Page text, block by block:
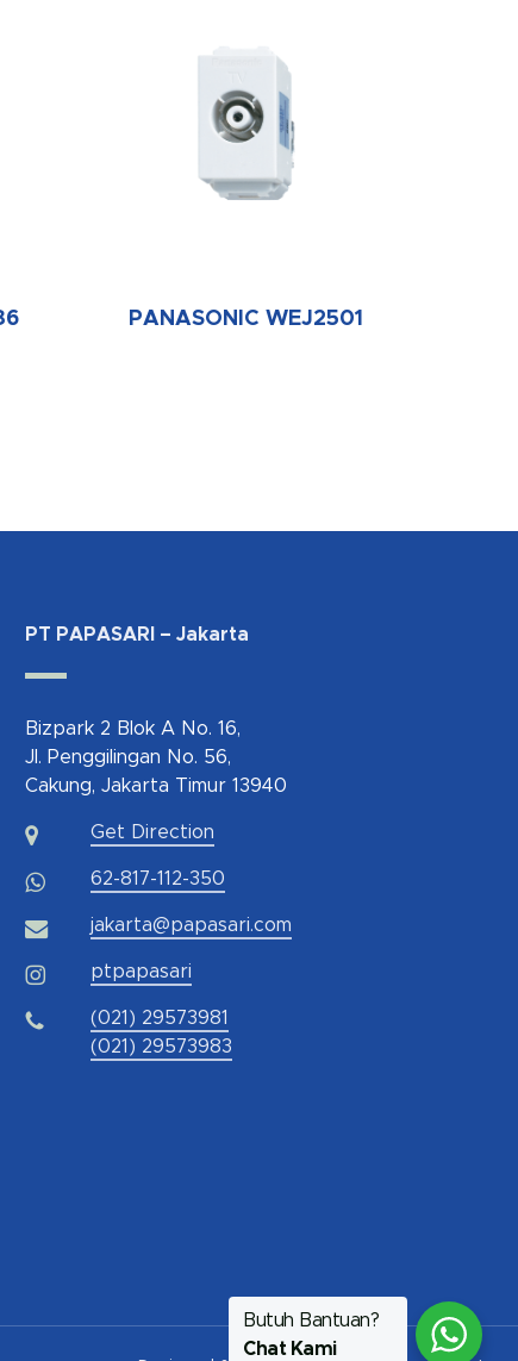
PANASONIC WEJ2501
PT PAPASARI – Jakarta
Bizpark 2 Blok A No. 16,
Jl. Penggilingan No. 56,
Cakung, Jakarta Timur 13940
Get Direction
62-817-112-350
jakarta@papasari.com
ptpapasari
(021) 29573981
(021) 29573983
Butuh Bantuan?
Chat Kami